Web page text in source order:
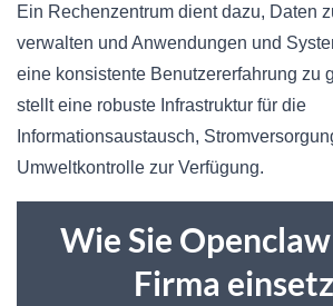
Ein Rechenzentrum dient dazu, Daten
verwalten und Anwendungen und
eine konsistente Benutzererfahrung zu
stellt eine robuste Infrastruktur für die
Informationsaustausch,
Umweltkontrolle zur Verfügung.